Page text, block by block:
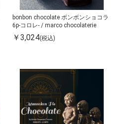
bonbon chocolate ボンボンショコラ
6p-コロレ- / marco chocolaterie
￥3,024(税込)